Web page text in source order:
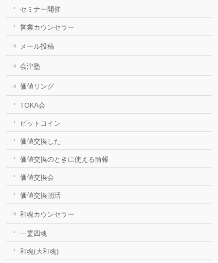
セミナー開催
営業カウンセラー
メール投稿
会津塾
価値リング
TOKA会
ビットコイン
価値交換した
価値交換のときに使える情報
価値交換会
価値交換朝活
和魂カウンセラー
一霊四魂
和魂(大和魂)